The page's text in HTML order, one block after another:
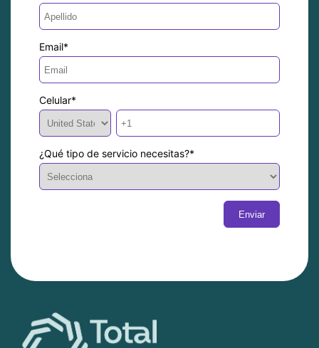
Email*
Celular*
¿Qué tipo de servicio necesitas?*